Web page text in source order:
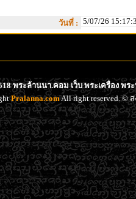
วันที่ : 5/07/26
พระล้านนา.คอม เว็บ พระเครื่อง พ
Pralanna.comAll right reserved. ©